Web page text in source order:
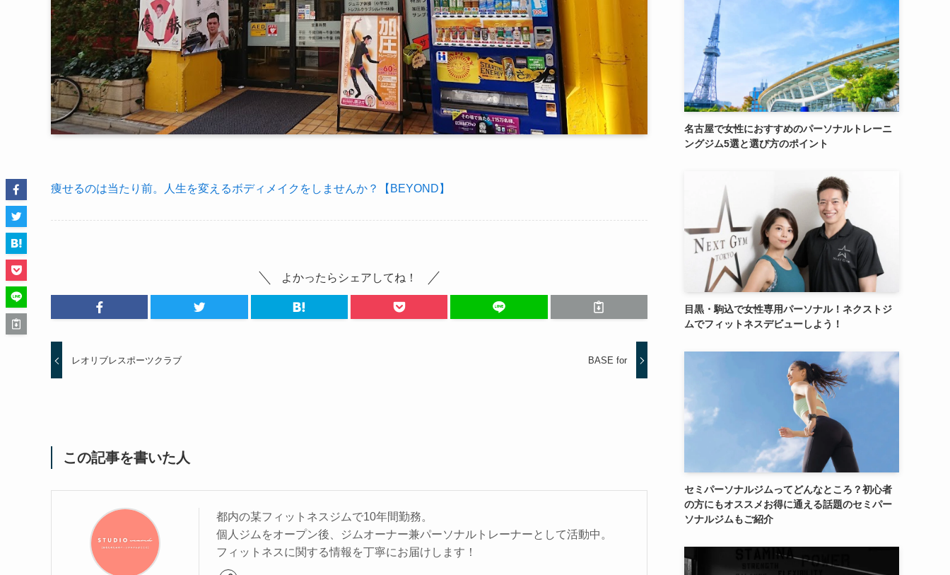
痩せるのは当たり前。人生を変えるボディメイクをしませんか？【BEYOND】
よかったらシェアしてね！
レオリブレスポーツクラブ BASE for
この記事を書いた人
都内の某フィットネスジムで10年間勤務。
個人ジムをオープン後、ジムオーナー兼パーソナルトレーナーとして活動中。
フィットネスに関する情報を丁寧にお届けします！
名古屋で女性におすすめのパーソナルトレーニ
ングジム5選と選び方のポイント
目黒・駒込で女性専用パーソナル！ネクストジ
ムでフィットネスデビューしよう！
セミパーソナルジムってどんなところ？初心者
の方にもオススメお得に通える話題のセミパー
ソナルジムもご紹介